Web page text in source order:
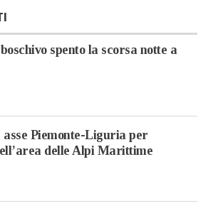
spento la scorsa notte a
Piemonte-Liguria per
delle Alpi Marittime